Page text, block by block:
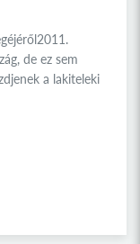
de ez sem
a lakiteleki